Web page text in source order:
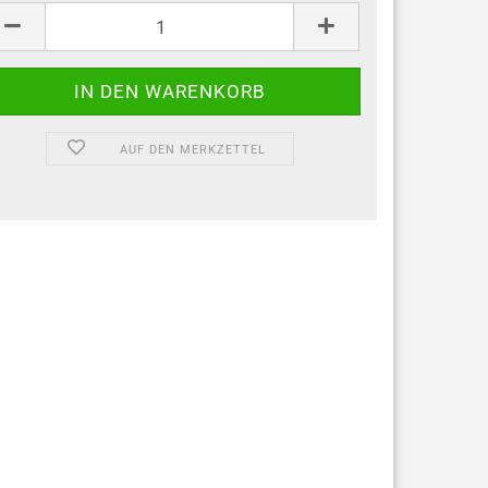
AUF DEN MERKZETTEL